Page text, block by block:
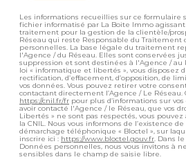
Les informations recueillies sur ce formulaire
fichier informatisé par La Boite Immo
traitement pour la gestion de la clientèle/
Réseau qui reste Responsable du Traitement
personnelles. La base légale du traitement
l'Agence / du Réseau. Elles sont conservées
suppression et sont destinées à l'Agence / au
loi « informatique et libertés », vous disposez
rectification, d’effacement, d’opposition, de
vos données. Vous pouvez retirer votre
contactant directement l’Agence / Le Réseau.
https://cnil.fr/fr pour plus d’informations sur
avoir contacté l'Agence / le Réseau, que vos
Libertés » ne sont pas respectés, vous
la CNIL. Nous vous informons de l’existence
démarchage téléphonique « Bloctel », sur
inscrire ici : https://www.bloctel.gouv.fr. Dans
Données personnelles, nous vous invitons à
sensibles dans le champ de saisie libre.